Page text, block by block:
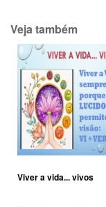
Veja também
Viver a vida... vivos